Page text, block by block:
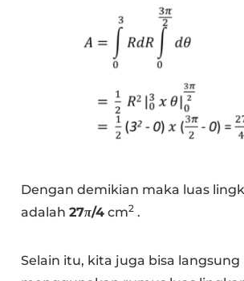
Dengan demikian maka luas
adalah27π/4 cm2 .
Selain itu, kita juga bisa langsung